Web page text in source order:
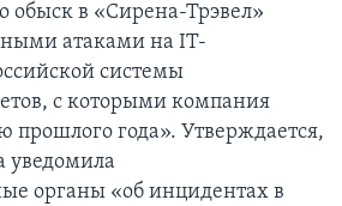
обыск в «Сирена-Трэвел»
атаками на IT-
системы
с которыми компания
прошлого года». Утверждается,
уведомила
органы «об инцидентах в